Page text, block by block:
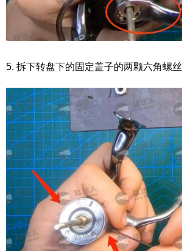
5. 拆下转盘下的固定盖子的两颗六角螺丝